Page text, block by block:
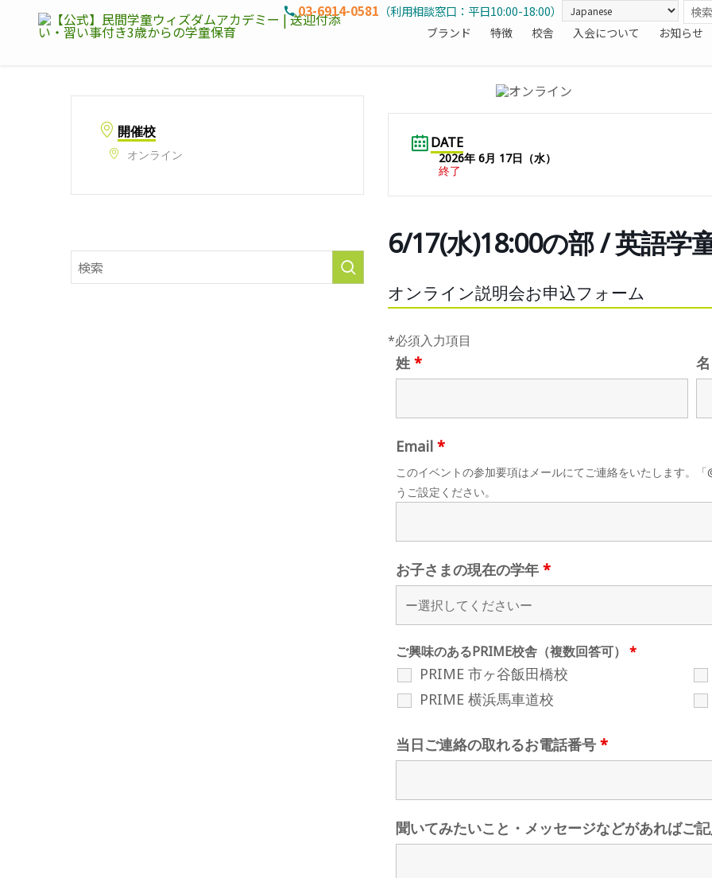
ブランド 特徴 校舎 入会について お知らせ
03-6914-0581 （利用相談窓口：平日10:00-18:00）
開催校
オンライン
DATE
2026年 6月 17日（水）
終了
6/17(水)18:00の部 / 英語学
オンライン説明会お申込フォーム
*必須入力項目
姓 *
Email *
このイベントの参加要項はメールにてご連絡をいたします。
うご設定ください。
お子さまの現在の学年 *
ご興味のあるPRIME校舎（複数回答可） *
PRIME 市ヶ谷飯田橋校
PRIME 横浜馬車道校
当日ご連絡の取れるお電話番号 *
聞いてみたいこと・メッセージなどがあればご